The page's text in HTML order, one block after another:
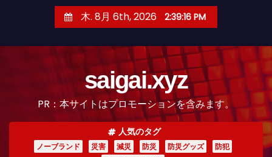
木. 8月 6th, 2026 2:39:18 PM
saigai.xyz
PR：本サイトはプロモーションを含みます。
人気のタグ
ノーブランド 災害 減災 防災 防災グッズ
防犯